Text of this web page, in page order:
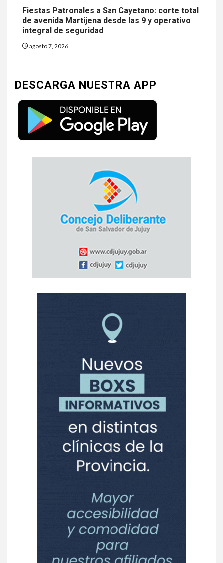
Fiestas Patronales a San Cayetano: corte total
de avenida Martijena desde las 9 y operativo
integral de seguridad
agosto 7, 2026
DESCARGA NUESTRA APP